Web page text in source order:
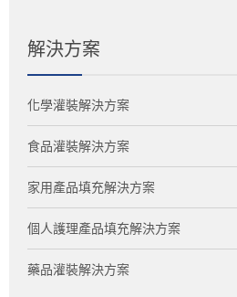
解決方案
化學灌裝解決方案
食品灌裝解決方案
家用產品填充解決方案
個人護理產品填充解決方案
藥品灌裝解決方案